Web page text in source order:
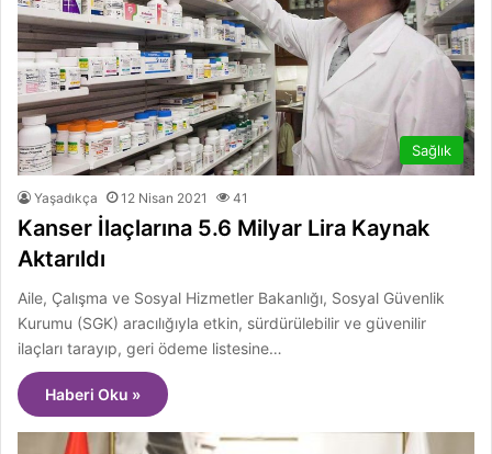
Sağlık
Yaşadıkça 12 Nisan 2021 41
Kanser İlaçlarına 5.6 Milyar Lira Kaynak
Aktarıldı
Aile, Çalışma ve Sosyal Hizmetler Bakanlığı, Sosyal Güvenlik
Kurumu (SGK) aracılığıyla etkin, sürdürülebilir ve güvenilir
ilaçları tarayıp, geri ödeme listesine…
Haberi Oku »